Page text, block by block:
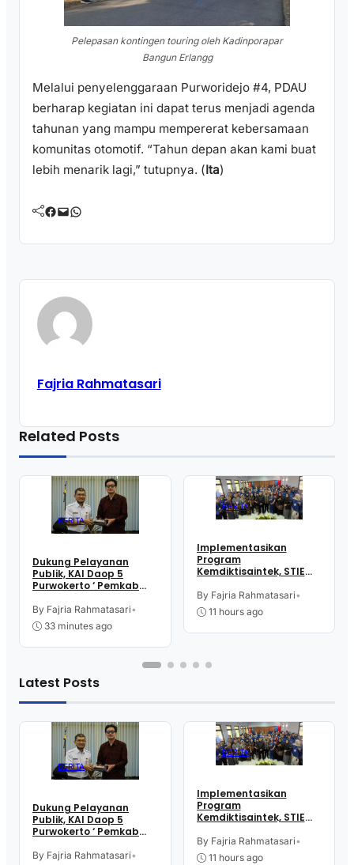
Pelepasan kontingen touring oleh Kadinporapar
Bangun Erlangg
Melalui penyelenggaraan Purworidejo #4, PDAU
berharap kegiatan ini dapat terus menjadi agenda
tahunan yang mampu mempererat kebersamaan
komunitas otomotif. “Tahun depan akan kami buat
lebih menarik lagi,” tutupnya. (Ita)
Facebook Mail WhatsApp
Fajria Rahmatasari
Related Posts
BERITA
Dukung Pelayanan
Publik, KAI Daop 5
Purwokerto ‘ Pemkab
Bersinergi
By Fajria Rahmatasari•
33 minutes ago
BERITA
Implementasikan
Program
Kemdiktisaintek, STIE
Gelar Bina Talenta
Indonesia
By Fajria Rahmatasari•
11 hours ago
Latest Posts
BERITA
Dukung Pelayanan
Publik, KAI Daop 5
Purwokerto ‘ Pemkab
Bersinergi
By Fajria Rahmatasari•
BERITA
Implementasikan
Program
Kemdiktisaintek, STIE
Gelar Bina Talenta
Indonesia
By Fajria Rahmatasari•
11 hours ago